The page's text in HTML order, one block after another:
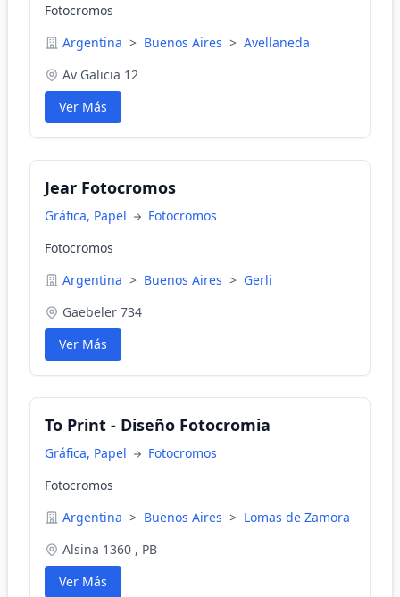
Fotocromos
Argentina > Buenos Aires > Avellaneda
Av Galicia 12
Ver Más
Jear Fotocromos
Gráfica, Papel
Fotocromos
Fotocromos
Argentina > Buenos Aires > Gerli
Gaebeler 734
Ver Más
To Print - Diseño Fotocromia
Gráfica, Papel
Fotocromos
Fotocromos
Argentina > Buenos Aires > Lomas de Zamora
Alsina 1360 , PB
Ver Más